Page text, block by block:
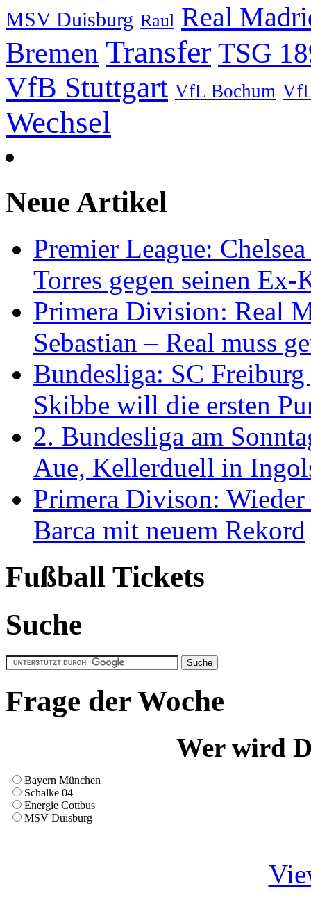
MSV Duisburg Raul Real
Bremen Transfer TSG
VfB Stuttgart VfL Bochum
Wechsel
Neue Artikel
Premier League:
Torres gegen seinen Ex-
Primera Division: Real
Sebastian – Real muss
Bundesliga: SC
Skibbe will die ersten
2. Bundesliga am
Aue, Kellerduell in
Primera Divison:
Barca mit neuem Rekord
Fußball Tickets
Suche
Frage der Woche
Wer wird
Bayern München
Schalke 04
Energie Cottbus
MSV Duisburg